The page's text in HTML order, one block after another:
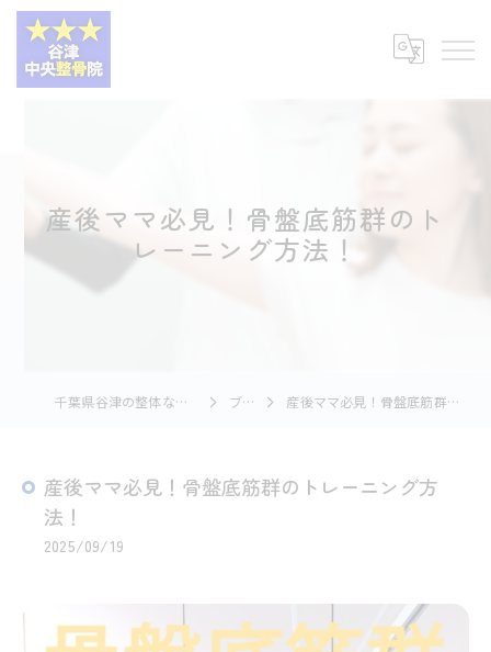
産後ママ必見！骨盤底筋群のト
レーニング方法！
千葉県谷津の整体なら谷津中央整骨院 ブログ 産後ママ必見！骨盤底筋群のトレーニング方法！
産後ママ必見！骨盤底筋群のトレーニング方
法！
2025/09/19